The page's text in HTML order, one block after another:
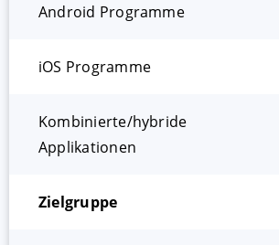
Android Programme
iOS Programme
Kombinierte/hybride
Applikationen
Zielgruppe